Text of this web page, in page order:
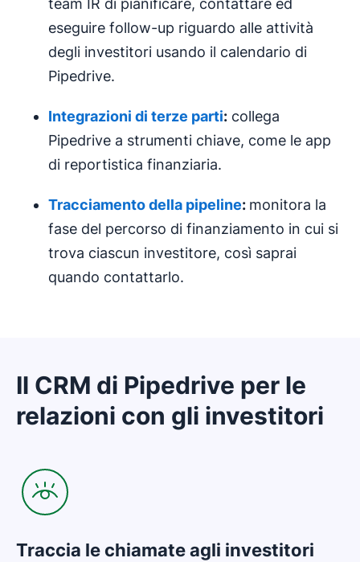
team IR di pianificare, contattare ed
eseguire follow-up riguardo alle attività
degli investitori usando il calendario di
Pipedrive.
Integrazioni di terze parti: collega
Pipedrive a strumenti chiave, come le app
di reportistica finanziaria.
Tracciamento della pipeline: monitora la
fase del percorso di finanziamento in cui si
trova ciascun investitore, così saprai
quando contattarlo.
Il CRM di Pipedrive per le
relazioni con gli investitori
Traccia le chiamate agli investitori